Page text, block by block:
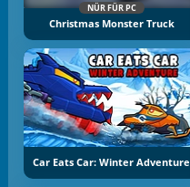
NÜR FÜR PC
Christmas Monster Truck
Car Eats Car: Winter Adventure